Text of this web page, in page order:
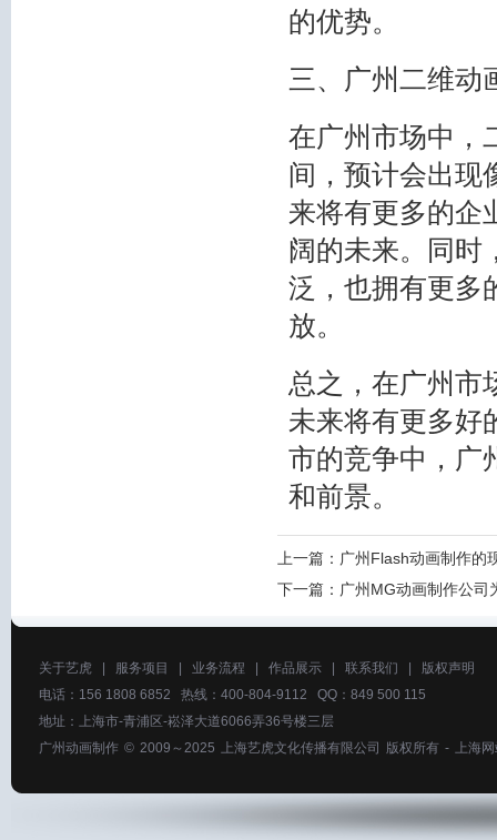
的优势。
三、广州二维动
在广州市场中，
间，预计会出现
来将有更多的企
阔的未来。同时
泛，也拥有更多
放。
总之，在广州市
未来将有更多好
市的竞争中，广
和前景。
上一篇： 广州Flash动画制作的
下一篇： 广州MG动画制作公司
关于艺虎 服务项目 业务流程 作品展示 联系我们
版权声明
电话：156 1808 6852 热线：400-804-9112 QQ：849 500 115
地址：上海市-青浦区-崧泽大道6066弄36号楼三层
广州动画制作 © 2009～2025 上海艺虎文化传播有限公司 版权所有 - 上海